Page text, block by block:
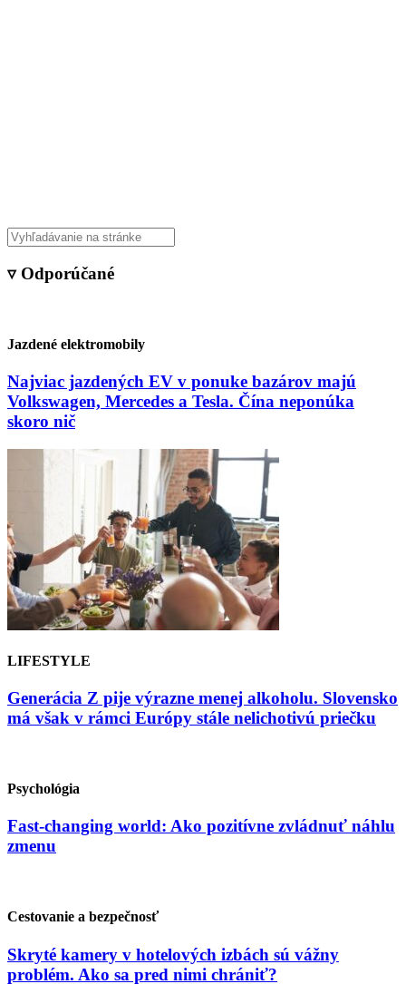
▿ Odporúčané
Jazdené elektromobily
Najviac jazdených EV v ponuke bazárov majú
Volkswagen, Mercedes a Tesla. Čína neponúka
skoro nič
LIFESTYLE
Generácia Z pije výrazne menej alkoholu. Slovensko
má však v rámci Európy stále nelichotivú priečku
Psychológia
Fast-changing world: Ako pozitívne zvládnuť náhlu
zmenu
Cestovanie a bezpečnosť
Skryté kamery v hotelových izbách sú vážny
problém. Ako sa pred nimi chrániť?